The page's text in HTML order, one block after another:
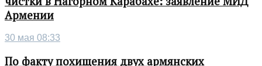
Армении
30 мая 08:33
По факту похищения двух армянских